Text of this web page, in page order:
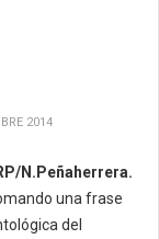
2014
N.Peñaherrera.
una frase
del